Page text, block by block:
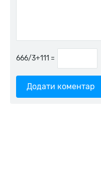
=
Додати коментар